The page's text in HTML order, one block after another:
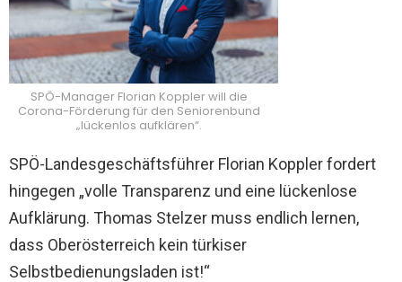
SPÖ-Manager Florian Koppler will die
Corona-Förderung für den Seniorenbund
„lückenlos aufklären“.
SPÖ-Landesgeschäftsführer Florian Koppler fordert
hingegen „volle Transparenz und eine lückenlose
Aufklärung. Thomas Stelzer muss endlich lernen,
dass Oberösterreich kein türkiser
Selbstbedienungsladen ist!“